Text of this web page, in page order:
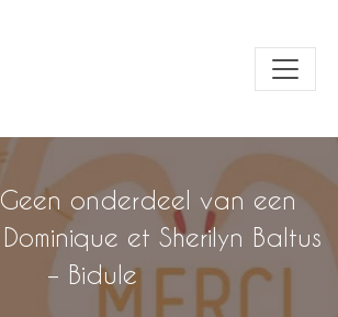
Geen onderdeel van een
Dominique et Sherilyn Baltus
– Bidule